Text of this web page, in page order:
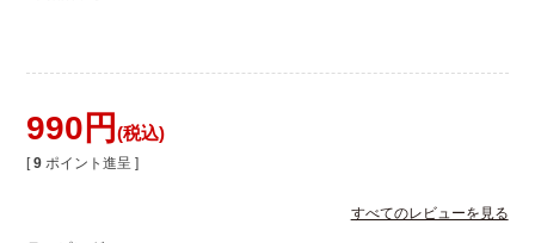
990 税込
[ 9 ポイント進呈 ]
すべてのレビューを見る